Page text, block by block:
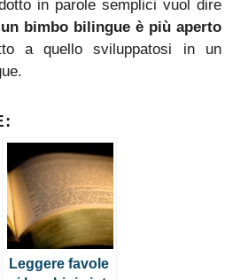
in parole semplici vuol dire
bimbo bilingue è più aperto
a quello sviluppatosi in un
Leggere favole